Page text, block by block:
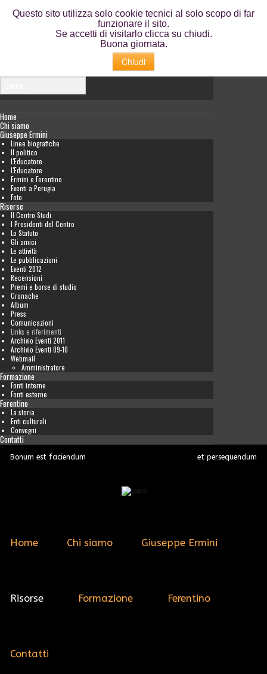
Questo sito utilizza solo cookie tecnici al solo scopo di far
funzionare il sito.
Se accetti di visitarlo clicca su chiudi.
Buona giornata.
Chiudi
Home
Chi siamo
Giuseppe Ermini
Linee biografiche
Il politico
L'Educatore
L'Educatore
Ermini e Ferentino
Eventi a Perugia
Foto
Risorse
Il Centro Studi
I Presidenti del Centro
Lo Statuto
Gli amici
Le attività
Le pubblicazioni
Eventi 2012
Recensioni
Premi e borse di studio
Cronache
Album
Press
Comunicazioni
Links e riferimenti
Archivio Eventi 2011
Archivio Eventi 09-10
Webmail
Amministratore
Formazione
Fonti interne
Fonti esterne
Ferentino
La storia
Enti culturali
Convegni
Contatti
Bonum est faciendum et persequendum
Home Chi siamo Giuseppe Ermini
Risorse Formazione Ferentino
Contatti